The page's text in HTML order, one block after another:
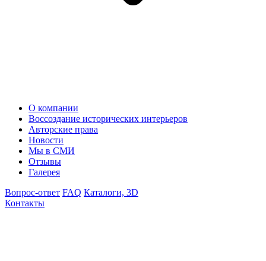
О компании
Воссоздание исторических интерьеров
Авторские права
Новости
Мы в СМИ
Отзывы
Галерея
Вопрос-ответ FAQ Каталоги, 3D
Контакты